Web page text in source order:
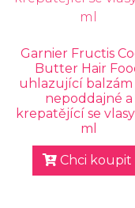
Garnier Fructis
Butter Hair
uhlazující balzám
nepoddajné a
krepatějící se
ml
Chci koupit